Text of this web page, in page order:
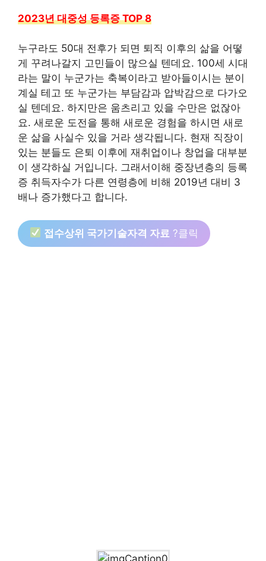
2023년 대중성 등록증 TOP 8
누구라도 50대 전후가 되면 퇴직 이후의 삶을 어떻
게 꾸려나갈지 고민들이 많으실 텐데요. 100세 시대
라는 말이 누군가는 축복이라고 받아들이시는 분이
계실 테고 또 누군가는 부담감과 압박감으로 다가오
실 텐데요. 하지만은 움츠리고 있을 수만은 없잖아
요. 새로운 도전을 통해 새로운 경험을 하시면 새로
운 삶을 사실수 있을 거라 생각됩니다. 현재 직장이
있는 분들도 은퇴 이후에 재취업이나 창업을 대부분
이 생각하실 거입니다. 그래서이해 중장년층의 등록
증 취득자수가 다른 연령층에 비해 2019년 대비 3
배나 증가했다고 합니다.
접수상위 국가기술자격 자료 ?클릭